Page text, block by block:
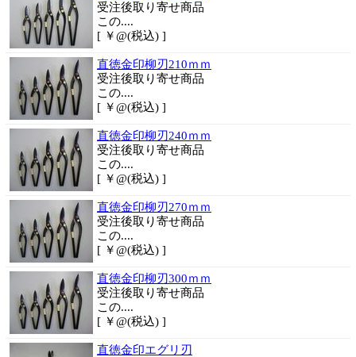
受注後取り寄せ商品
この....
[ ￥@(税込) ]
直徳金印柳刃210ｍｍ
受注後取り寄せ商品
この....
[ ￥@(税込) ]
直徳金印柳刃240ｍｍ
受注後取り寄せ商品
この....
[ ￥@(税込) ]
直徳金印柳刃270ｍｍ
受注後取り寄せ商品
この....
[ ￥@(税込) ]
直徳金印柳刃300ｍｍ
受注後取り寄せ商品
この....
[ ￥@(税込) ]
直徳金印エグリ刃